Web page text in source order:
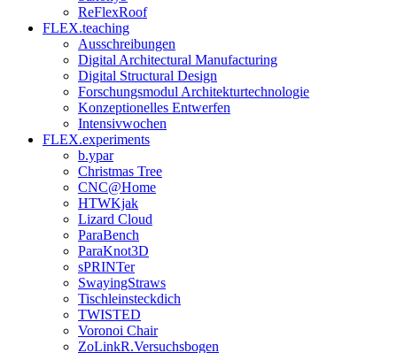
ReFlexRoof
FLEX.teaching
Ausschreibungen
Digital Architectural Manufacturing
Digital Structural Design
Forschungsmodul Architekturtechnologie
Konzeptionelles Entwerfen
Intensivwochen
FLEX.experiments
b.ypar
Christmas Tree
CNC@Home
HTWKjak
Lizard Cloud
ParaBench
ParaKnot3D
sPRINTer
SwayingStraws
Tischleinsteckdich
TWISTED
Voronoi Chair
ZoLinkR.Versuchsbogen